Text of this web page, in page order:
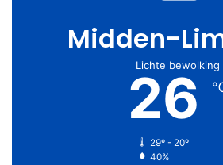
Midden-
Lichte bewolking
26
29º - 20º
40%